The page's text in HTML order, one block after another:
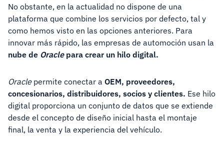
No obstante, en la actualidad no dispone de una
plataforma que combine los servicios por defecto, tal y
como hemos visto en las opciones anteriores. Para
innovar más rápido, las empresas de automoción usan la
nube de Oracle para crear un hilo digital.
Oracle permite conectar a OEM, proveedores,
concesionarios, distribuidores, socios y clientes. Ese hilo
digital proporciona un conjunto de datos que se extiende
desde el concepto de diseño inicial hasta el montaje
final, la venta y la experiencia del vehículo.